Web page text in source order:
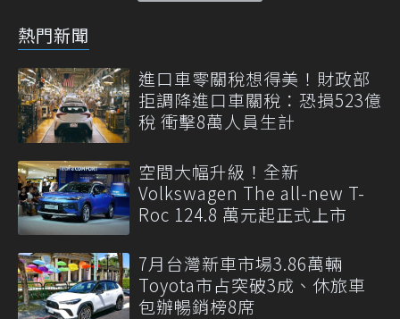
熱門新聞
進口車零關稅想得美！財政部
拒調降進口車關稅：恐損523億
稅 衝擊8萬人員生計
空間大幅升級！全新
Volkswagen The all-new T-
Roc 124.8 萬元起正式上市
7月台灣新車市場3.86萬輛
Toyota市占突破3成、休旅車
包辦暢銷榜8席